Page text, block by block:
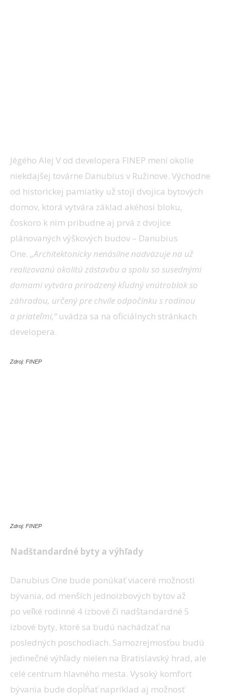
Jégého Alej V od developera FINEP mení okolie
niekdajšej továrne Danubius v Ružinove. Východne
od historickej pamiatky už stojí dvojica bytových
domov, ktorá vytvára základ akéhosi bloku,
čoskoro k nim pribudne aj prvá z dvojice
plánovaných výškových budov – Danubius
One. „Architektonicky nenásilne nadväzuje na už
realizovanú okolitú zástavbu a spolu so susednými
domami vytvára prirodzený kľudný vnútroblok so
záhradou, určený pre chvíle odpočinku s rodinou
a priateľmi,“uvádza sa na oficiálnych stránkach
developera.
Zdroj: FINEP
Zdroj: FINEP
Nadštandardné byty a výhľady
Danubius One bude ponúkať viaceré možnosti
bývania, od menších jednoizbových bytov až
po veľké rodinné 4 izbové či nadštandardné 5
izbové byty, ktoré sa budú nachádzať na
posledných poschodiach. Samozrejmosťou budú
jedinečné výhľady nielen na Bratislavský hrad, ale
celé centrum hlavného mesta. Vysoký komfort
bývania bude dopĺňať napríklad aj možnosť